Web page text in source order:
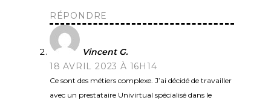
RÉPONDRE
Vincent G.
18 AVRIL 2023 À 16H14
Ce sont des métiers complexe. J’ai décidé de travailler
avec un prestataire Univirtual spécialisé dans le